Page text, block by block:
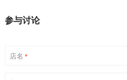
参与讨论
店名 *